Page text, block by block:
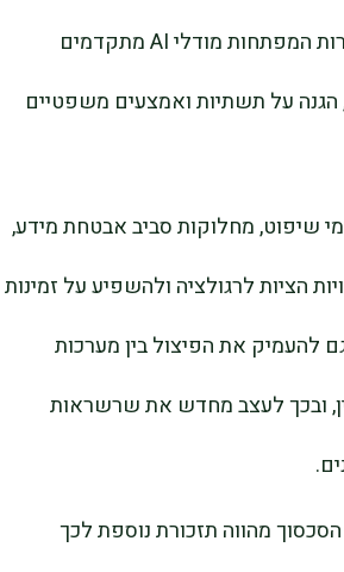
מדדים מסורתיים כגון צמיחת הכנסות וחדשנות מוצר. חברות המפתחות מודלי AI מתקדמים
הגנה על תשתיות ואמצעים משפטיים
שיפוט, מחלוקות סביב אבטחת מידע,
הציות לרגולציה ולהשפיע על זמינות
להעמיק את הפיצול בין מערכות
ובכך לעצב מחדש את שרשראות
מהווה תזכורת נוספת לכך